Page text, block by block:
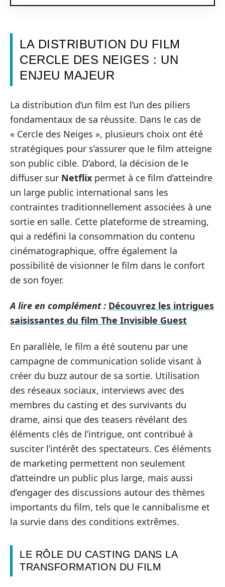
LA DISTRIBUTION DU FILM
CERCLE DES NEIGES : UN
ENJEU MAJEUR
La distribution d’un film est l’un des piliers
fondamentaux de sa réussite. Dans le cas de
« Cercle des Neiges », plusieurs choix ont été
stratégiques pour s’assurer que le film atteigne
son public cible. D’abord, la décision de le
diffuser sur Netflix permet à ce film d’atteindre
un large public international sans les
contraintes traditionnellement associées à une
sortie en salle. Cette plateforme de streaming,
qui a redéfini la consommation du contenu
cinématographique, offre également la
possibilité de visionner le film dans le confort
de son foyer.
A lire en complément : Découvrez les intrigues
saisissantes du film The Invisible Guest
En parallèle, le film a été soutenu par une
campagne de communication solide visant à
créer du buzz autour de sa sortie. Utilisation
des réseaux sociaux, interviews avec des
membres du casting et des survivants du
drame, ainsi que des teasers révélant des
éléments clés de l’intrigue, ont contribué à
susciter l’intérêt des spectateurs. Ces éléments
de marketing permettent non seulement
d’atteindre un public plus large, mais aussi
d’engager des discussions autour des thèmes
importants du film, tels que le cannibalisme et
la survie dans des conditions extrêmes.
LE RÔLE DU CASTING DANS LA
TRANSFORMATION DU FILM